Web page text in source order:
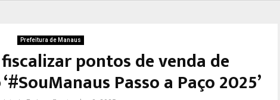
Prefeitura de Manaus
pontos de venda de
Passo a Paço 2025’